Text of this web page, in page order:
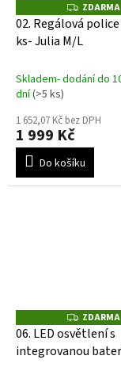
Z
D
A
R
ZDARMA
02. Regálová
ks- Julia M/L
Skladem- dodání do
dní(>5 ks)
1 652,07 Kč bez DPH
1 999 Kč
Do košíku
Z
D
A
R
ZDARMA
06. LED osvětlení s
integrovanou